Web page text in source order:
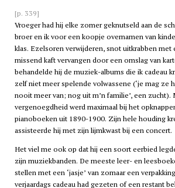
[p. 339]
Vroeger had hij elke zomer geknutseld aan de
broer en ik voor een koopje overnamen van
klas. Ezelsoren verwijderen, snot uitkrabben met
missend kaft vervangen door een omslag van
behandelde hij de muziek-albums die ik cadeau
zelf niet meer spelende volwassene (‘je mag ze
nooit meer van; nog uit m’n familie’, een zucht).
vergenoegdheid werd maximaal bij het
pianoboeken uit 1890-1900. Zijn hele houding
assisteerde hij met zijn lijmkwast bij een concert.
Het viel me ook op dat hij een soort eerbied
zijn muziekbanden. De meeste leer- en
stellen met een ‘jasje’ van zomaar een
verjaardags cadeau had gezeten of een restant